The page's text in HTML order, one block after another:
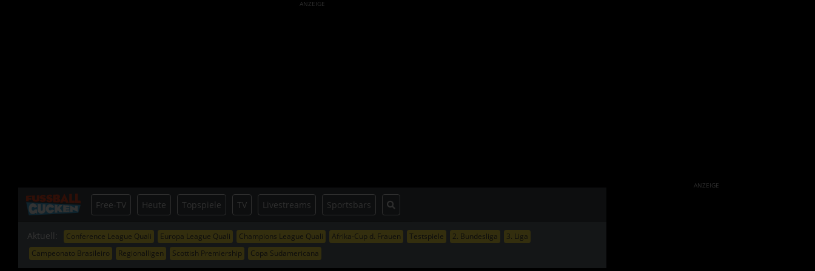
ANZEIGE
Aktuell: Conference League Quali Europa League Quali Champions League Quali Afrika-Cup d. Frauen Testspiele 2. Bundesliga
3. Liga
Campeonato Brasileiro
Regionalligen Scottish Premiership Copa Sudamericana
Free-TV Heute Topspiele TV Livestreams Sportsbars
ANZEIGE